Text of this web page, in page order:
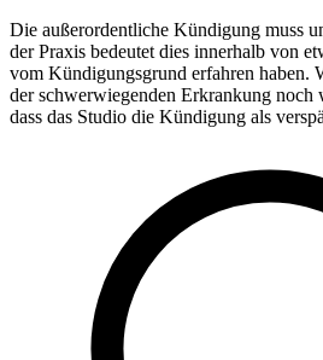
Die außerordentliche Kündigung muss
der Praxis bedeutet dies innerhalb von
vom Kündigungsgrund erfahren haben.
der schwerwiegenden Erkrankung noch
dass das Studio die Kündigung als